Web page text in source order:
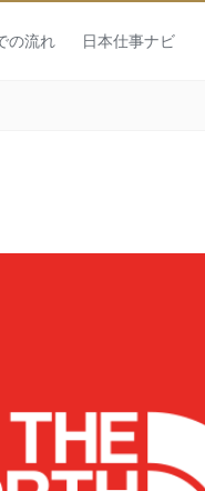
の流れ 日本仕事ナビ